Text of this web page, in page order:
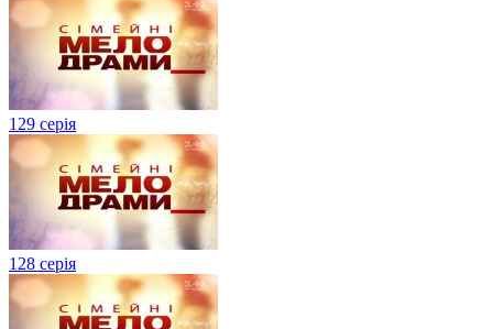
129 серія
128 серія